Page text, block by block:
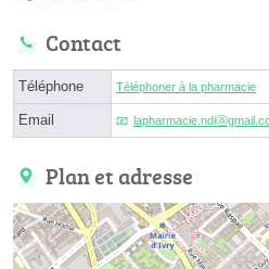
Contact
Téléphone Téléphoner à la pharmacie
Email
Plan et adresse